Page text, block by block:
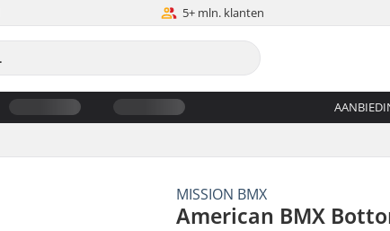
5+ mln. klanten
MISSION BMX
American BMX